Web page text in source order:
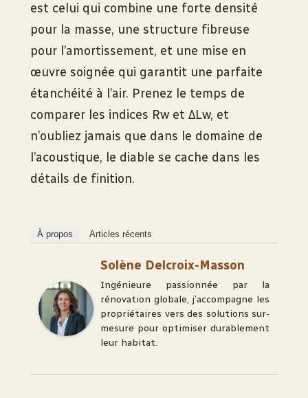
est celui qui combine une forte densité
pour la masse, une structure fibreuse
pour l’amortissement, et une mise en
œuvre soignée qui garantit une parfaite
étanchéité à l’air. Prenez le temps de
comparer les indices Rw et ΔLw, et
n’oubliez jamais que dans le domaine de
l’acoustique, le diable se cache dans les
détails de finition.
À propos Articles récents
Solène Delcroix-Masson
Ingénieure passionnée par la
rénovation globale, j’accompagne les
propriétaires vers des solutions sur-
mesure pour optimiser durablement
leur habitat.